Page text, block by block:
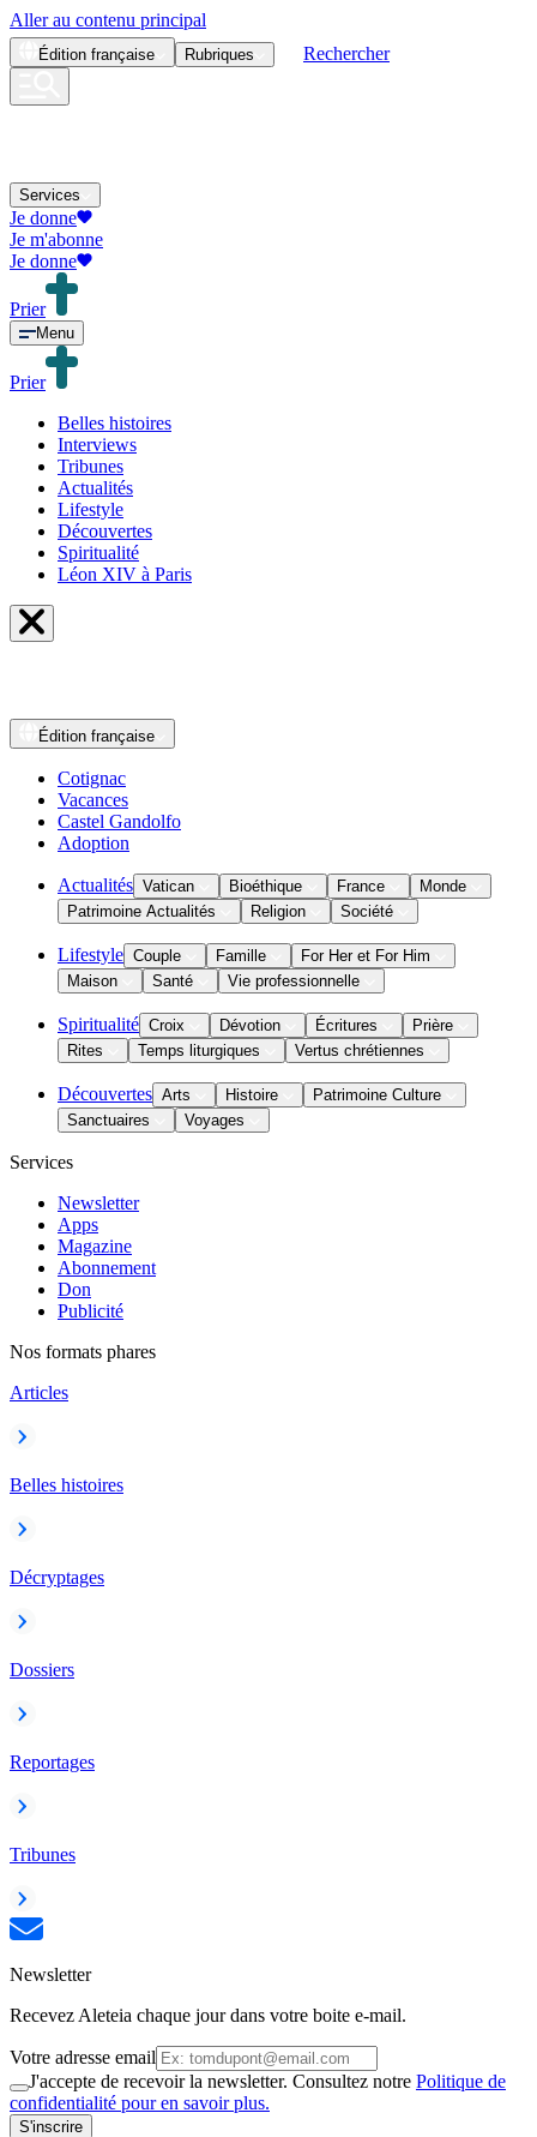
Aller au contenu principal
Édition française Rubriques Rechercher
Services
Je donne
Je m'abonne
Je donne
Prier
Menu
Prier
Belles histoires
Interviews
Tribunes
Actualités
Lifestyle
Découvertes
Spiritualité
Léon XIV à Paris
Édition française
Cotignac
Vacances
Castel Gandolfo
Adoption
Actualités Vatican Bioéthique France
Monde
Patrimoine Actualités
Religion Société
Lifestyle Couple Famille
For Her et For Him
Maison
Santé Vie professionnelle
Spiritualité Croix Dévotion Écritures
Prière
Rites
Temps liturgiques Vertus chrétiennes
Découvertes Arts Histoire
Patrimoine Culture
Sanctuaires
Voyages
Services
Newsletter
Apps
Magazine
Abonnement
Don
Publicité
Nos formats phares
Articles
Belles histoires
Décryptages
Dossiers
Reportages
Tribunes
Newsletter
Recevez Aleteia chaque jour dans votre boite e-mail.
Votre adresse email
J'accepte de recevoir la newsletter. Consultez notre Politique de
confidentialité pour en savoir plus.
S'inscrire